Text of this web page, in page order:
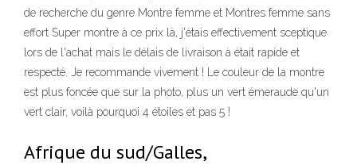
de recherche du genre Montre femme et Montres femme sans
effort Super montre à ce prix là, j'étais effectivement sceptique
lors de l'achat mais le délais de livraison à était rapide et
respecté. Je recommande vivement ! Le couleur de la montre
est plus foncée que sur la photo, plus un vert émeraude qu'un
vert clair, voilà pourquoi 4 étoiles et pas 5 !
Afrique du sud/Galles,